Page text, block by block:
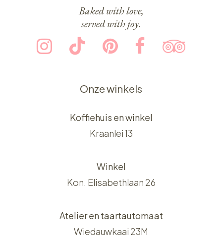
Baked with love,
served with joy.
Onze winkels
Koffiehuis en winkel
Kraanlei 13
Winkel
Kon. Elisabethlaan 26
Atelier en taartautomaat
Wiedauwkaai 23M